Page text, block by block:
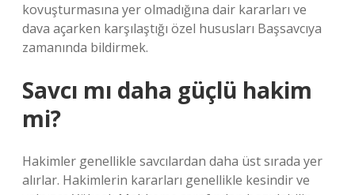
kovuşturmasına yer olmadığına dair kararları ve
dava açarken karşılaştığı özel hususları Başsavcıya
zamanında bildirmek.
Savcı mı daha güçlü hakim
mi?
Hakimler genellikle savcılardan daha üst sırada yer
alırlar. Hakimlerin kararları genellikle kesindir ve